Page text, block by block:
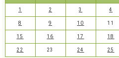
1 2 3 4
8 9 10 11
15 16 17 18
22 23 24 25